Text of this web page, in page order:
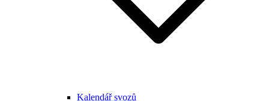
Kalendář svozů